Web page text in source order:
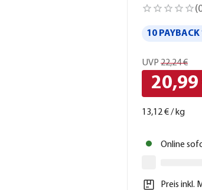
(
10
UVP 22,24 €
20,99
13,12 €/ kg
Online
Preis inkl.